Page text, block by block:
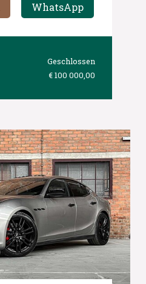
WhatsApp
Geschlossen
€ 100 000,00